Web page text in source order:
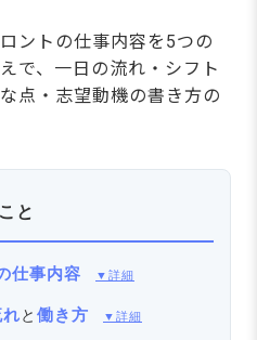
ントの仕事内容を5つの
で、一日の流れ・シフト
点・志望動機の書き方の
と
仕事内容 ▼詳細
と 働き方 ▼詳細